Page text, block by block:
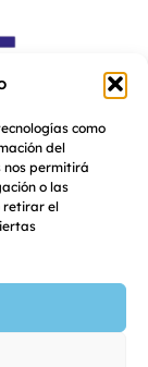
como
del
nos permitirá
o las
retirar el